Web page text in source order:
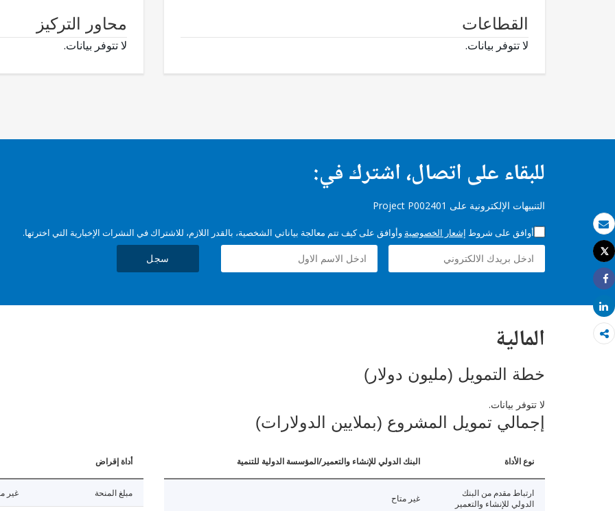
بريد الكتروني
طباعة
Tweet
Share
Share
القطاعات
لا تتوفر بيانات.
محاور التركيز
لا تتوفر بيانات.
للبقاء على اتصال، اشترك في:
التنبيهات الإلكترونية على Project P002401
أوافق على شروط إشعار الخصوصية وأوافق على كيف تتم معالجة بياناتي الشخصية، بالقدر اللازم، للاشتراك في النشرات الإخبارية التي اخترتها.
سجل
المالية
خطة التمويل (مليون دولار)
لا تتوفر بيانات.
إجمالي تمويل المشروع (بملايين الدولارات)
نوع الأداة البنك الدولي للإنشاء والتعمير/المؤسسة الدولية للتنمية
ارتباط مقدم من البنك
الدولي للإنشاء والتعمير
غير متاح
أداة إقراض
مبلغ المنحة غير